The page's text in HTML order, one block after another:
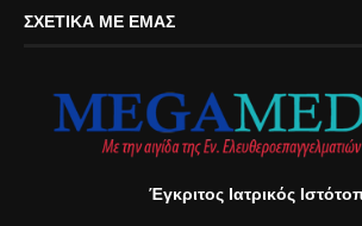
ΣΧΕΤΙΚΆ ΜΕ ΕΜΆΣ
Έγκριτος Ιατρικός